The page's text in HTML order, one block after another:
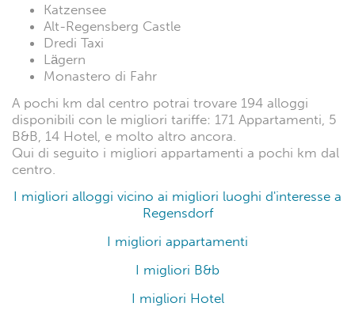
Katzensee
Alt-Regensberg Castle
Dredi Taxi
Lägern
Monastero di Fahr
A pochi km dal centro potrai trovare 194 alloggi
disponibili con le migliori tariffe: 171 Appartamenti, 5
B&B, 14 Hotel, e molto altro ancora.
Qui di seguito i migliori appartamenti a pochi km dal
centro.
I migliori alloggi vicino ai migliori luoghi d'interesse a
Regensdorf
I migliori appartamenti
I migliori B&b
I migliori Hotel